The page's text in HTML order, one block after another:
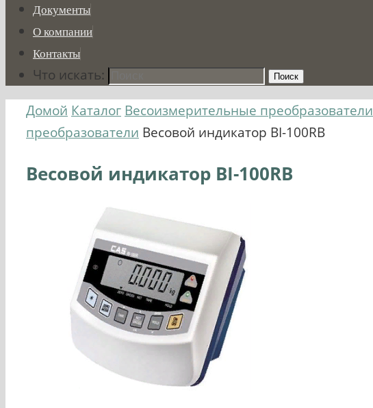
Документы
О компании
Контакты
Что искать: Поиск
Домой Каталог Весоизмерительные преобразователи
преобразователи Весовой индикатор BI-100RB
Весовой индикатор BI-100RB